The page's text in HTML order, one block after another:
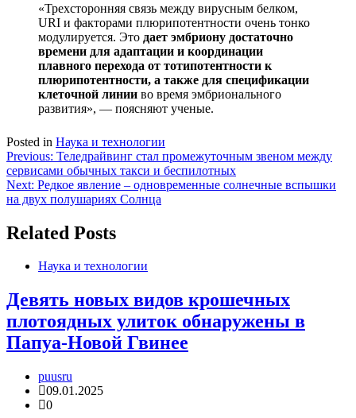
«Трехсторонняя связь между вирусным белком,
URI и факторами плюрипотентности очень тонко
модулируется. Это дает эмбриону достаточно
времени для адаптации и координации
плавного перехода от тотипотентности к
плюрипотентности, а также для спецификации
клеточной линии во время эмбрионального
развития», — поясняют ученые.
Posted in Наука и технологии
Навигация
по
записям
Previous: Теледрайвинг стал промежуточным звеном между
сервисами обычных такси и беспилотных
Next: Редкое явление – одновременные солнечные вспышки
на двух полушариях Солнца
Related Posts
Наука и технологии
Девять новых видов крошечных
плотоядных улиток обнаружены в
Папуа-Новой Гвинее
puusru
09.01.2025
0